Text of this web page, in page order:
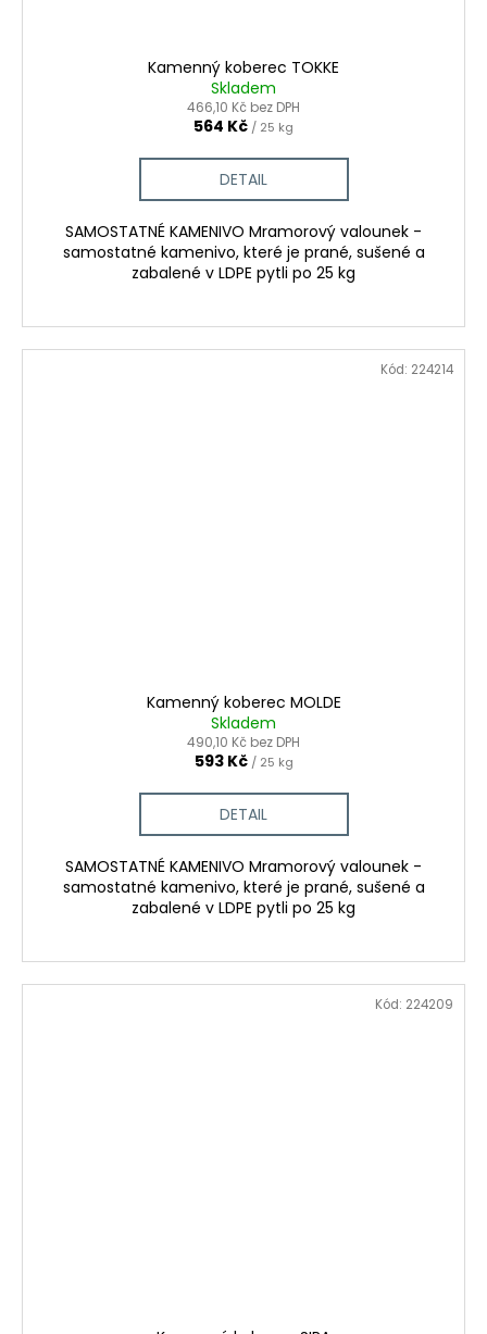
Kamenný koberec TOKKE
Skladem
466,10 Kč bez DPH
564 Kč / 25 kg
DETAIL
SAMOSTATNÉ KAMENIVO Mramorový valounek -
samostatné kamenivo, které je prané, sušené a
zabalené v LDPE pytli po 25 kg
Kamenný koberec MOLDE
Skladem
490,10 Kč bez DPH
593 Kč / 25 kg
DETAIL
SAMOSTATNÉ KAMENIVO Mramorový valounek -
samostatné kamenivo, které je prané, sušené a
zabalené v LDPE pytli po 25 kg
Kód: 224214
Kód: 224209